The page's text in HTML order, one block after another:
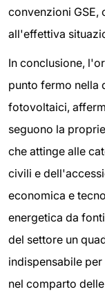
convenzioni GSE,
all'effettiva
In conclusione,
punto fermo nella
fotovoltaici,
seguono la
che attinge alle
civili e
economica e
energetica da
del settore un
indispensabile
nel comparto